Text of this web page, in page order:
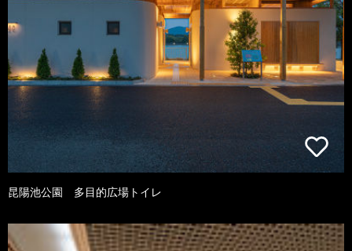
昆陽池公園 多目的広場トイレ